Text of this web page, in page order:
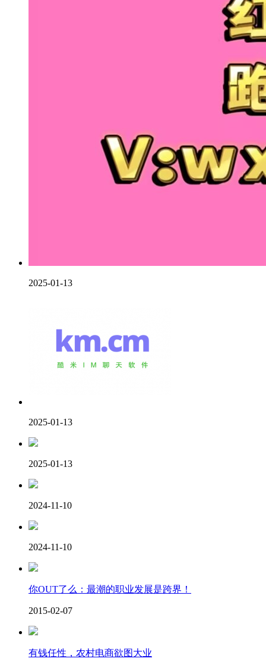
2025-01-13
2025-01-13
2025-01-13
2024-11-10
2024-11-10
你OUT了么：最潮的职业发展是跨界！
2015-02-07
有钱任性，农村电商欲图大业